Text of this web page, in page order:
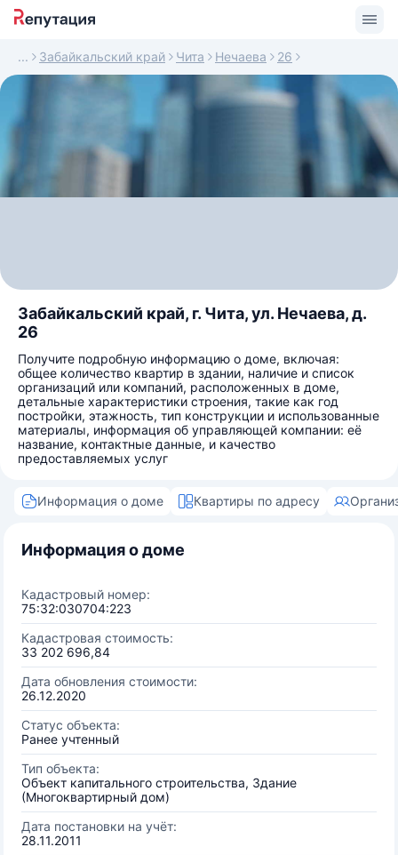
Забайкальский край Чита Нечаева 26
Забайкальский край, г. Чита, ул. Нечаева, д.
26
Получите подробную информацию о доме, включая:
общее количество квартир в здании, наличие и список
организаций или компаний, расположенных в доме,
детальные характеристики строения, такие как год
постройки, этажность, тип конструкции и использованные
материалы, информация об управляющей компании: её
название, контактные данные, и качество
предоставляемых услуг
Информация о доме Квартиры по адресу
Информация о доме
Кадастровый номер:
75:32:030704:223
Кадастровая стоимость:
33 202 696,84
Дата обновления стоимости:
26.12.2020
Статус объекта:
Ранее учтенный
Тип объекта:
Объект капитального строительства, Здание
(Многоквартирный дом)
Дата постановки на учёт:
28.11.2011